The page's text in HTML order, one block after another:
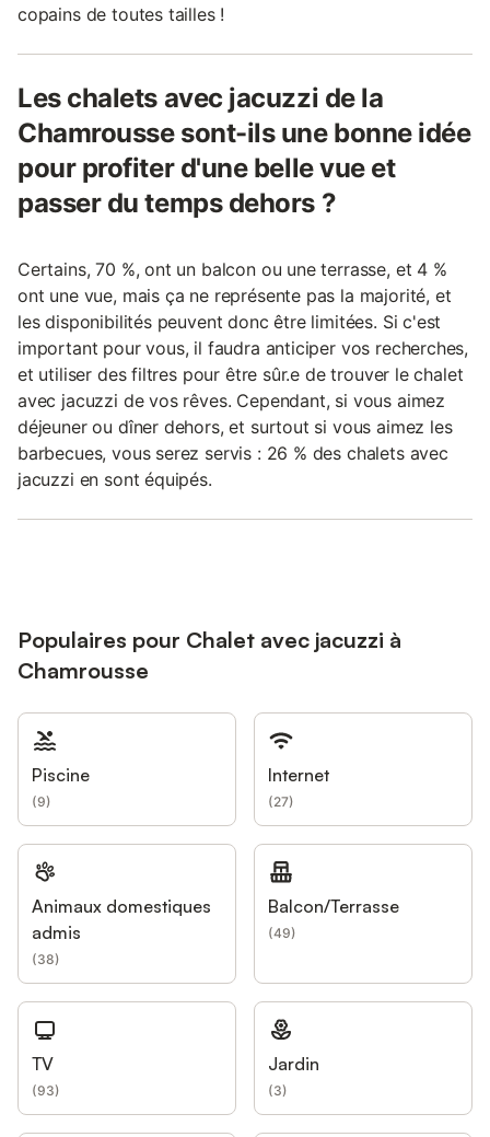
copains de toutes tailles !
Les chalets avec jacuzzi de la
Chamrousse sont-ils une bonne idée
pour profiter d'une belle vue et
passer du temps dehors ?
Certains, 70 %, ont un balcon ou une terrasse, et 4 %
ont une vue, mais ça ne représente pas la majorité, et
les disponibilités peuvent donc être limitées. Si c'est
important pour vous, il faudra anticiper vos recherches,
et utiliser des filtres pour être sûr.e de trouver le chalet
avec jacuzzi de vos rêves. Cependant, si vous aimez
déjeuner ou dîner dehors, et surtout si vous aimez les
barbecues, vous serez servis : 26 % des chalets avec
jacuzzi en sont équipés.
Populaires pour Chalet avec jacuzzi à
Chamrousse
Piscine
(9)
Internet
(27)
Animaux domestiques
admis
(38)
Balcon/Terrasse
(49)
TV
(93)
Jardin
(3)